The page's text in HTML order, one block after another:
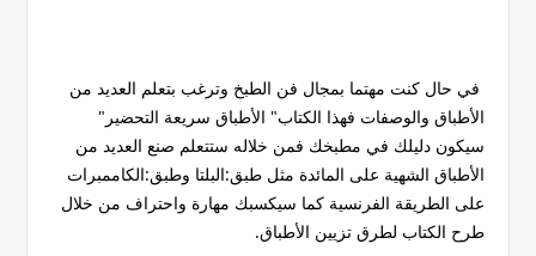
في حال كنت مهتما بمجال فن الطبخ وترغب بتعلم العديد من
الأطباق والوصفات فهذا الكتاب" الأطباق سريعة التحضير"
سيكون دليلك في مطبخك فمن خلاله ستتعلم صنع العديد من
الأطباق الشهية على المائدة مثل طبق:البلتا وطبق:الكاممبرات
على الطريقة الفرنسية كما سيكسبك مهارة واحتراف من خلال
طرح الكتاب لطرق تزيين الأطباق.